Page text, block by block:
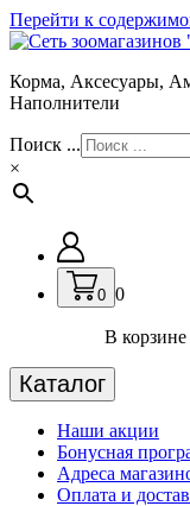
Перейти к
Корма, Аксесуары,
Наполнители
Поиск ...
×
0 0
В корзине
Каталог
Наши акции
Бонусная
Адреса
Оплата и